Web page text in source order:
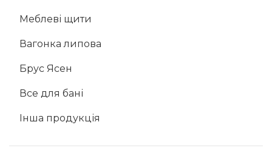
Меблеві щити
Вагонка липова
Брус Ясен
Все для бані
Інша продукція